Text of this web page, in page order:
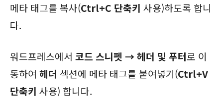
메타 태그를 복사(Ctrl+C 단축키 사용)하도록 합니
다.
워드프레스에서 코드 스니펫 → 헤더 및 푸터로 이
동하여 헤더 섹션에 메타 태그를 붙여넣기(Ctrl+V
단축키 사용) 합니다.